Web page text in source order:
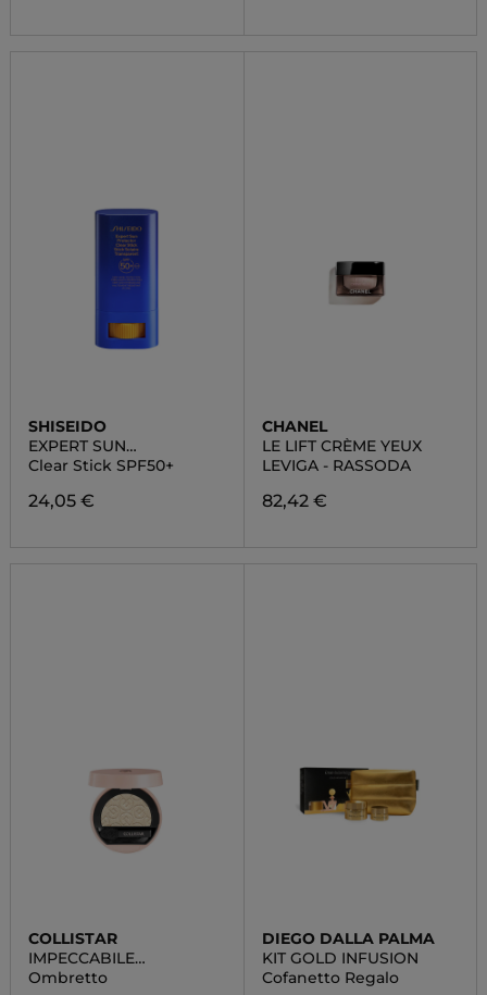
SHISEIDO
EXPERT SUN
PROTECTOR
Clear Stick SPF50+
24,05 €
CHANEL
LE LIFT CRÈME YEUX
LEVIGA - RASSODA
82,42 €
COLLISTAR
IMPECCABILE
OMBRETTO COMPATTO
Ombretto
DIEGO DALLA PALMA
KIT GOLD INFUSION
Cofanetto Regalo